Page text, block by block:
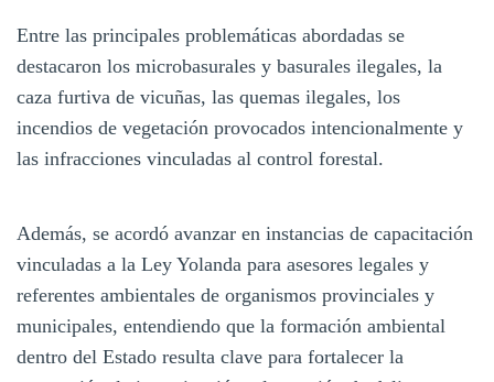
Entre las principales problemáticas abordadas se
destacaron los microbasurales y basurales ilegales, la
caza furtiva de vicuñas, las quemas ilegales, los
incendios de vegetación provocados intencionalmente y
las infracciones vinculadas al control forestal.
Además, se acordó avanzar en instancias de capacitación
vinculadas a la Ley Yolanda para asesores legales y
referentes ambientales de organismos provinciales y
municipales, entendiendo que la formación ambiental
dentro del Estado resulta clave para fortalecer la